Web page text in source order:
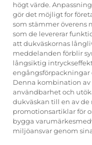
högt värde.
gör det möjligt for
som stämmer överens
som de levererar
att dukväskornas
meddelanden förblir
långsiktig
Denna kombination
användbarhet och
dukväskan till en av
promotionsartiklar för
bygga
miljöansvar genom